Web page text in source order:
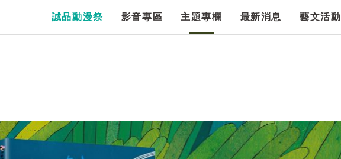
誠品動漫祭 影音專區 主題專欄 最新消息 藝文活動